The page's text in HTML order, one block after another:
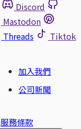
Discord
Mastodon
Threads
Tiktok
加入我們
公司新聞
服務條款